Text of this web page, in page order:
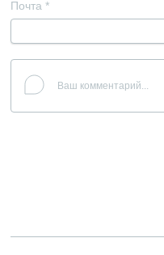
Почта *